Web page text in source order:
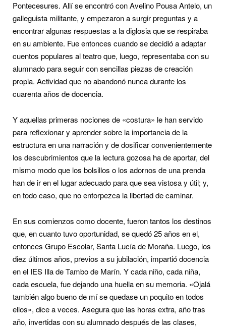
Pontecesures. Allí se encontró con Avelino Pousa Antelo, un
galleguista militante, y empezaron a surgir preguntas y a
encontrar algunas respuestas a la diglosia que se respiraba
en su ambiente. Fue entonces cuando se decidió a adaptar
cuentos populares al teatro que, luego, representaba con su
alumnado para seguir con sencillas piezas de creación
propia. Actividad que no abandonó nunca durante los
cuarenta años de docencia.
Y aquellas primeras nociones de «costura» le han servido
para reflexionar y aprender sobre la importancia de la
estructura en una narración y de dosificar convenientemente
los descubrimientos que la lectura gozosa ha de aportar, del
mismo modo que los bolsillos o los adornos de una prenda
han de ir en el lugar adecuado para que sea vistosa y útil; y,
en todo caso, que no entorpezca la libertad de caminar.
En sus comienzos como docente, fueron tantos los destinos
que, en cuanto tuvo oportunidad, se quedó 25 años en el,
entonces Grupo Escolar, Santa Lucía de Moraña. Luego, los
diez últimos años, previos a su jubilación, impartió docencia
en el IES Illa de Tambo de Marín. Y cada niño, cada niña,
cada escuela, fue dejando una huella en su memoria. «Ojalá
también algo bueno de mí se quedase un poquito en todos
ellos», dice a veces. Asegura que las horas extra, año tras
año, invertidas con su alumnado después de las clases,